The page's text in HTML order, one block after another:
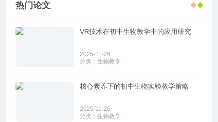
热门论文
VR技术在初中生物教学中的应用研究
2025-11-26
分类： 生物教学
核心素养下的初中生物实验教学策略
2025-11-26
分类： 生物教学